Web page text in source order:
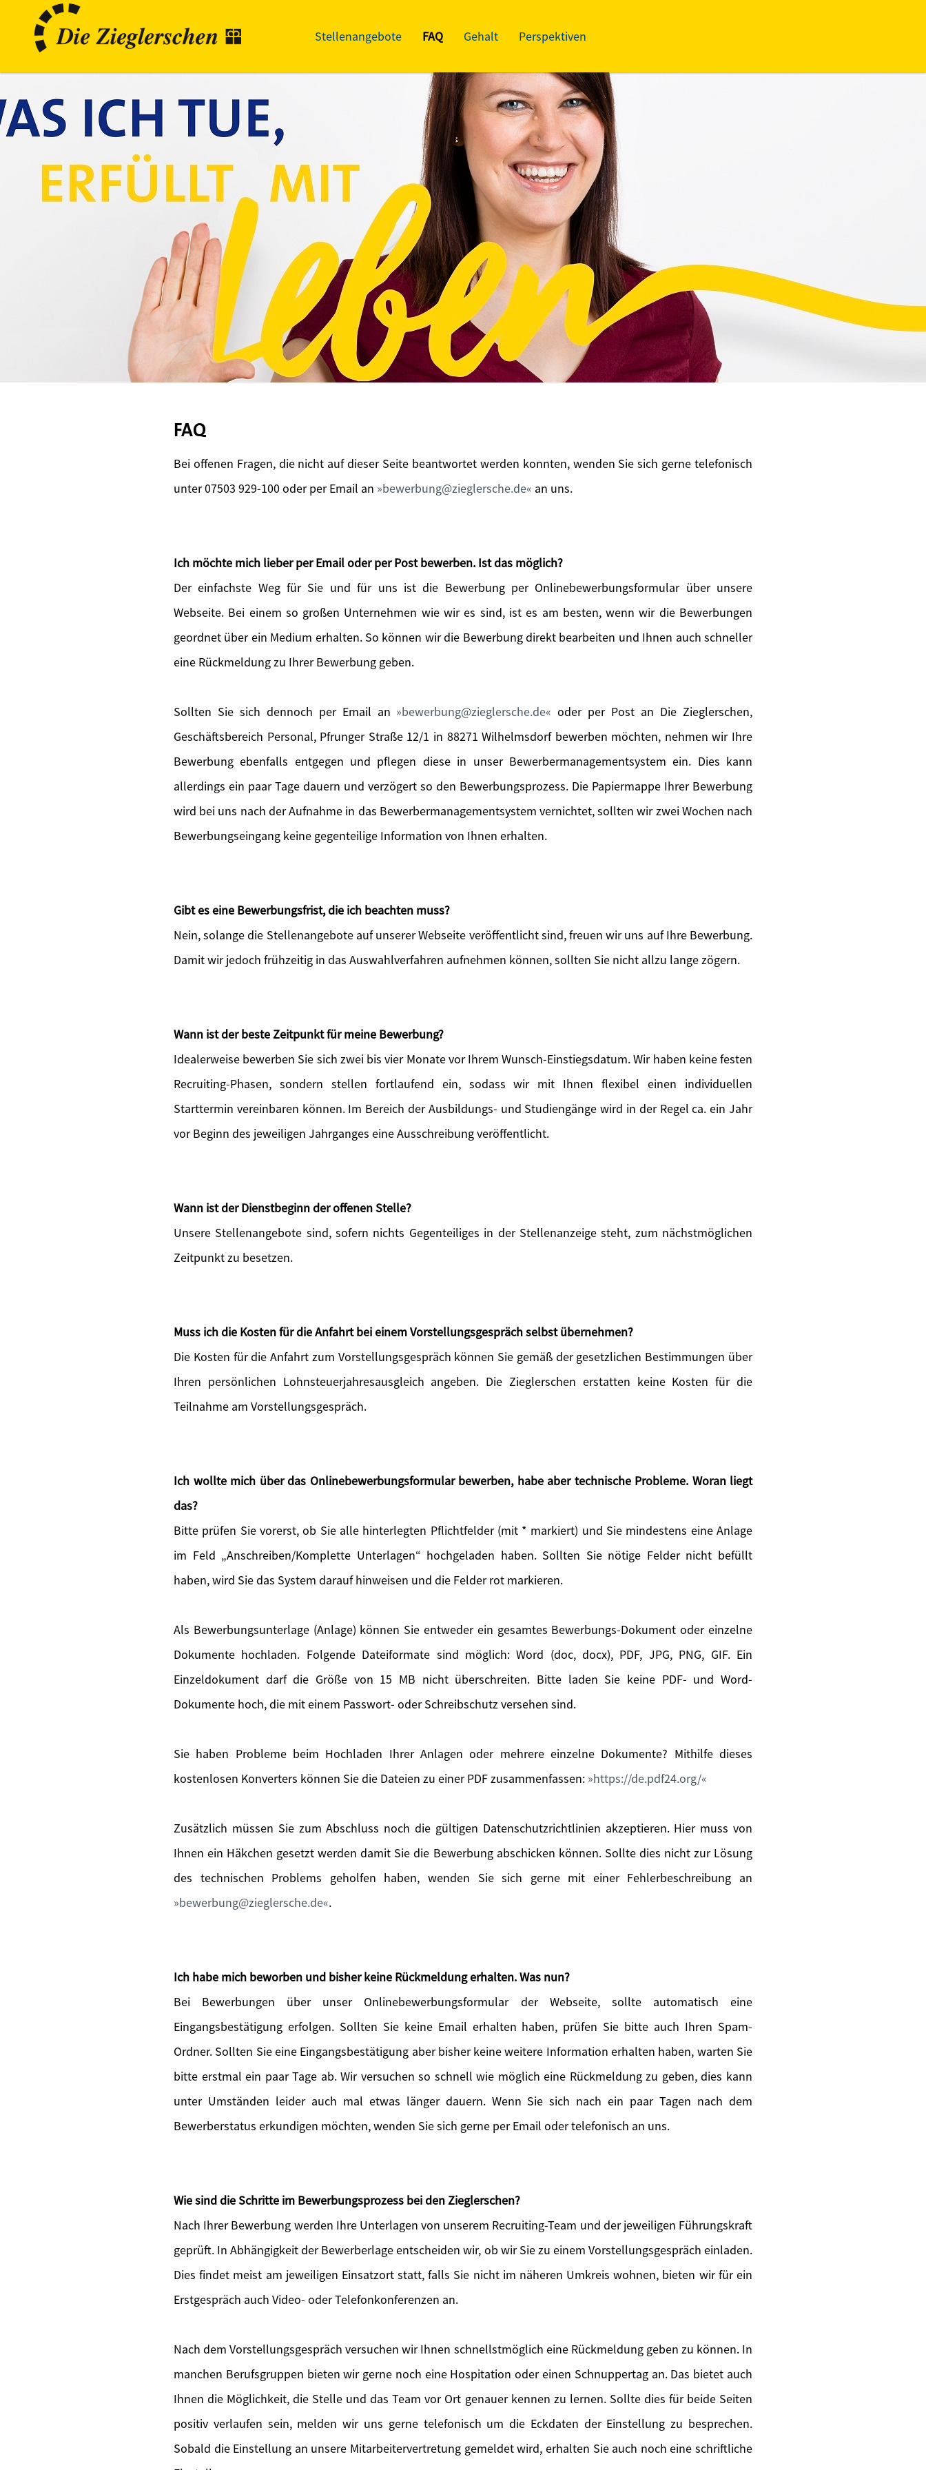
Stellenangebote FAQ Gehalt Perspektiven
FAQ
Bei offenen Fragen, die nicht auf dieser Seite beantwortet werden konnten, wenden Sie sich gerne telefonisch
unter 07503 929-100 oder per Email an
bewerbung@zieglersche.de an uns.
Ich möchte mich lieber per Email oder per Post bewerben. Ist das möglich?
Der einfachste Weg für Sie und für uns ist die Bewerbung per Onlinebewerbungsformular über unsere
Webseite. Bei einem so großen Unternehmen wie wir es sind, ist es am besten, wenn wir die Bewerbungen
geordnet über ein Medium erhalten. So können wir die Bewerbung direkt bearbeiten und Ihnen auch schneller
eine Rückmeldung zu Ihrer Bewerbung geben.
Sollten Sie sich dennoch per Email an bewerbung@zieglersche.de
oder per Post an Die Zieglerschen,
Geschäftsbereich Personal, Pfrunger Straße 12/1 in 88271 Wilhelmsdorf bewerben möchten, nehmen wir Ihre
Bewerbung ebenfalls entgegen und pflegen diese in unser Bewerbermanagementsystem ein. Dies kann
allerdings ein paar Tage dauern und verzögert so den Bewerbungsprozess. Die Papiermappe Ihrer Bewerbung
wird bei uns nach der Aufnahme in das Bewerbermanagementsystem vernichtet, sollten wir zwei Wochen nach
Bewerbungseingang keine gegenteilige Information von Ihnen erhalten.
Gibt es eine Bewerbungsfrist, die ich beachten muss?
Nein, solange die Stellenangebote auf unserer Webseite veröffentlicht sind, freuen wir uns auf Ihre Bewerbung.
Damit wir jedoch frühzeitig in das Auswahlverfahren aufnehmen können, sollten Sie nicht allzu lange zögern.
Wann ist der beste Zeitpunkt für meine Bewerbung?
Idealerweise bewerben Sie sich zwei bis vier Monate vor Ihrem Wunsch-Einstiegsdatum. Wir haben keine festen
Recruiting-Phasen, sondern stellen fortlaufend ein, sodass wir mit Ihnen flexibel einen individuellen
Starttermin vereinbaren können. Im Bereich der Ausbildungs- und Studiengänge wird in der Regel ca. ein Jahr
vor Beginn des jeweiligen Jahrganges eine Ausschreibung veröffentlicht.
Wann ist der Dienstbeginn der offenen Stelle?
Unsere Stellenangebote sind, sofern nichts Gegenteiliges in der Stellenanzeige steht, zum nächstmöglichen
Zeitpunkt zu besetzen.
Muss ich die Kosten für die Anfahrt bei einem Vorstellungsgespräch selbst übernehmen?
Die Kosten für die Anfahrt zum Vorstellungsgespräch können Sie gemäß der gesetzlichen Bestimmungen über
Ihren persönlichen Lohnsteuerjahresausgleich angeben. Die Zieglerschen erstatten keine Kosten für die
Teilnahme am Vorstellungsgespräch.
Ich wollte mich über das Onlinebewerbungsformular bewerben, habe aber technische Probleme. Woran liegt
das?
Bitte prüfen Sie vorerst, ob Sie alle hinterlegten Pflichtfelder (mit * markiert) und Sie mindestens eine Anlage
im Feld „Anschreiben/Komplette Unterlagen“ hochgeladen haben. Sollten Sie nötige Felder nicht befüllt
haben, wird Sie das System darauf hinweisen und die Felder rot markieren.
Als Bewerbungsunterlage (Anlage) können Sie entweder ein gesamtes Bewerbungs-Dokument oder einzelne
Dokumente hochladen. Folgende Dateiformate sind möglich: Word (doc, docx), PDF, JPG, PNG, GIF. Ein
Einzeldokument darf die Größe von 15 MB nicht überschreiten. Bitte laden Sie keine PDF- und Word-
Dokumente hoch, die mit einem Passwort- oder Schreibschutz versehen sind.
Sie haben Probleme beim Hochladen Ihrer Anlagen oder mehrere einzelne Dokumente? Mithilfe dieses
kostenlosen Konverters können Sie die Dateien zu einer PDF zusammenfassen: https://de.pdf24.org/
Zusätzlich müssen Sie zum Abschluss noch die gültigen Datenschutzrichtlinien akzeptieren. Hier muss von
Ihnen ein Häkchen gesetzt werden damit Sie die Bewerbung abschicken können. Sollte dies nicht zur Lösung
des technischen Problems geholfen haben, wenden Sie sich gerne mit einer Fehlerbeschreibung an
bewerbung@zieglersche.de .
Ich habe mich beworben und bisher keine Rückmeldung erhalten. Was nun?
Bei Bewerbungen über unser Onlinebewerbungsformular der Webseite, sollte automatisch eine
Eingangsbestätigung erfolgen. Sollten Sie keine Email erhalten haben, prüfen Sie bitte auch Ihren Spam-
Ordner. Sollten Sie eine Eingangsbestätigung aber bisher keine weitere Information erhalten haben, warten Sie
bitte erstmal ein paar Tage ab. Wir versuchen so schnell wie möglich eine Rückmeldung zu geben, dies kann
unter Umständen leider auch mal etwas länger dauern. Wenn Sie sich nach ein paar Tagen nach dem
Bewerberstatus erkundigen möchten, wenden Sie sich gerne per Email oder telefonisch an uns.
Wie sind die Schritte im Bewerbungsprozess bei den Zieglerschen?
Nach Ihrer Bewerbung werden Ihre Unterlagen von unserem Recruiting-Team und der jeweiligen Führungskraft
geprüft. In Abhängigkeit der Bewerberlage entscheiden wir, ob wir Sie zu einem Vorstellungsgespräch einladen.
Dies findet meist am jeweiligen Einsatzort statt, falls Sie nicht im näheren Umkreis wohnen, bieten wir für ein
Erstgespräch auch Video- oder Telefonkonferenzen an.
Nach dem Vorstellungsgespräch versuchen wir Ihnen schnellstmöglich eine Rückmeldung geben zu können. In
manchen Berufsgruppen bieten wir gerne noch eine Hospitation oder einen Schnuppertag an. Das bietet auch
Ihnen die Möglichkeit, die Stelle und das Team vor Ort genauer kennen zu lernen. Sollte dies für beide Seiten
positiv verlaufen sein, melden wir uns gerne telefonisch um die Eckdaten der Einstellung zu besprechen.
Sobald die Einstellung an unsere Mitarbeitervertretung gemeldet wird, erhalten Sie auch noch eine schriftliche